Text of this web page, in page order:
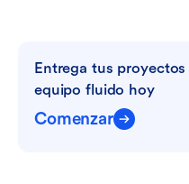
Entrega tus
equipo fluido hoy
Comenzar